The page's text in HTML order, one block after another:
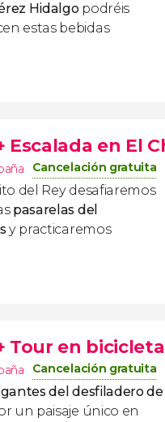
Hidalgo podréis
estas bebidas
Escalada en El
Cancelación gratuita
del Rey desafiaremos
pasarelas del
y practicaremos
Tour en
Cancelación gratuita
del desfiladero de
un paisaje único en